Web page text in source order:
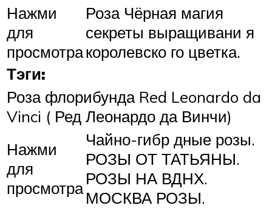
Нажми
для
просмотра
Роза Чёрная магия
секреты выращивани я
королевско го цветка.
Тэги:
Роза флорибунда Red Leonardo da
Vinci ( Ред Леонардо да Винчи)
Нажми
для
просмотра
Чайно-гибр дные розы.
РОЗЫ ОТ ТАТЬЯНЫ.
РОЗЫ НА ВДНХ.
МОСКВА РОЗЫ.